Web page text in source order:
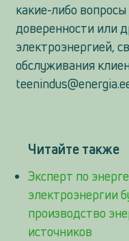
какие-либо
доверенности или
электроэнергией,
обслуживания
Читайте также
Эксперт по
электроэнергии
производство
источников